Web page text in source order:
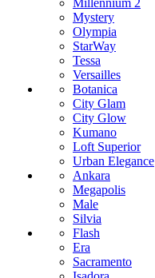
Millennium 2
Mystery
Olympia
StarWay
Tessa
Versailles
Botanica
City Glam
City Glow
Kumano
Loft Superior
Urban Elegance
Ankara
Megapolis
Male
Silvia
Flash
Era
Sacramento